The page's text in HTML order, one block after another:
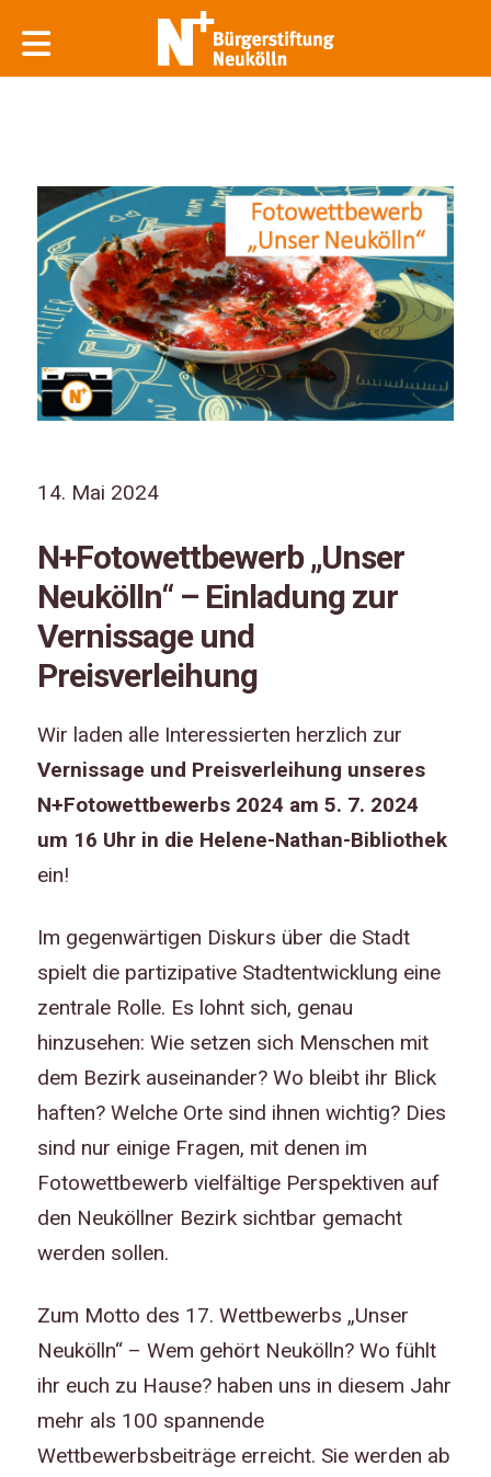
14. Mai 2024
N+Fotowettbewerb „Unser
Neukölln“ – Einladung zur
Vernissage und
Preisverleihung
Wir laden alle Interessierten herzlich zur
Vernissage und Preisverleihung unseres
N+Fotowettbewerbs 2024 am 5. 7. 2024
um 16 Uhr in die Helene-Nathan-Bibliothek
ein!
Im gegenwärtigen Diskurs über die Stadt
spielt die partizipative Stadtentwicklung eine
zentrale Rolle. Es lohnt sich, genau
hinzusehen: Wie setzen sich Menschen mit
dem Bezirk auseinander? Wo bleibt ihr Blick
haften? Welche Orte sind ihnen wichtig? Dies
sind nur einige Fragen, mit denen im
Fotowettbewerb vielfältige Perspektiven auf
den Neuköllner Bezirk sichtbar gemacht
werden sollen.
Zum Motto des 17. Wettbewerbs „Unser
Neukölln“ – Wem gehört Neukölln? Wo fühlt
ihr euch zu Hause? haben uns in diesem Jahr
mehr als 100 spannende
Wettbewerbsbeiträge erreicht. Sie werden ab